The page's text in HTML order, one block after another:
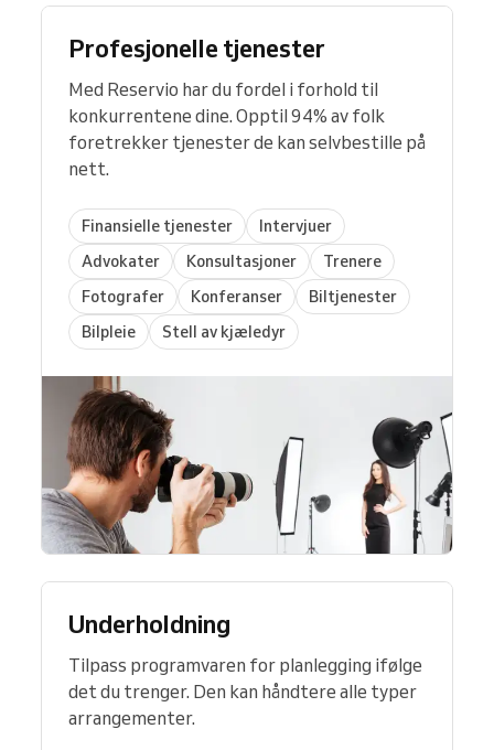
Profesjonelle tjenester
Med Reservio har du fordel i forhold til
konkurrentene dine. Opptil 94% av folk
foretrekker tjenester de kan selvbestille på
nett.
Finansielle tjenester
Intervjuer
Advokater
Konsultasjoner
Trenere
Fotografer
Konferanser
Biltjenester
Bilpleie
Stell av kjæledyr
Underholdning
Tilpass programvaren for planlegging ifølge
det du trenger. Den kan håndtere alle typer
arrangementer.